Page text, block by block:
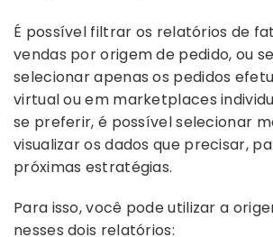
É possível filtrar os relatórios de
vendas por origem de pedido, ou
selecionar apenas os pedidos
virtual ou em marketplaces
se preferir, é possível selecionar
visualizar os dados que precisar,
próximas estratégias.
Para isso, você pode utilizar a
nesses dois relatórios: